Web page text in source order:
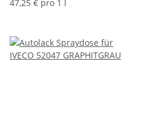
47,25 € pro 1 l